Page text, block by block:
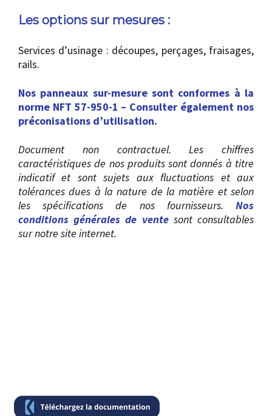
Les options sur mesures :
Services d’usinage : découpes, perçages, fraisages,
rails.
Nos panneaux sur-mesure sont conformes à la
norme NFT 57-950-1 – Consulter également nos
préconisations d’utilisation.
Document non contractuel. Les chiffres
caractéristiques de nos produits sont donnés à titre
indicatif et sont sujets aux fluctuations et aux
tolérances dues à la nature de la matière et selon
les spécifications de nos fournisseurs. Nos
conditions générales de vente sont consultables
sur notre site internet.